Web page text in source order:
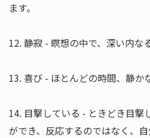
ます。
12. 静寂 - 瞑想の中で、深い内な
13. 喜び - ほとんどの時間、静か
14. 目撃している - ときどき目撃
ができ、反応するのではなく、